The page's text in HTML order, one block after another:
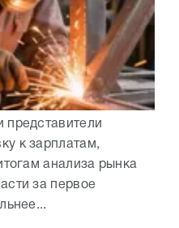
представители
к зарплатам,
анализа рынка
за первое